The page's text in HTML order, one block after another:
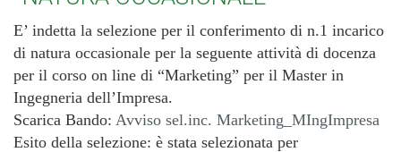
E’ indetta la selezione per il conferimento di n.1 incarico
di natura occasionale per la seguente attività di docenza
per il corso on line di “Marketing” per il Master in
Ingegneria dell’Impresa.
Scarica Bando: Avviso sel.inc. Marketing_MIngImpresa
Esito della selezione: è stata selezionata per